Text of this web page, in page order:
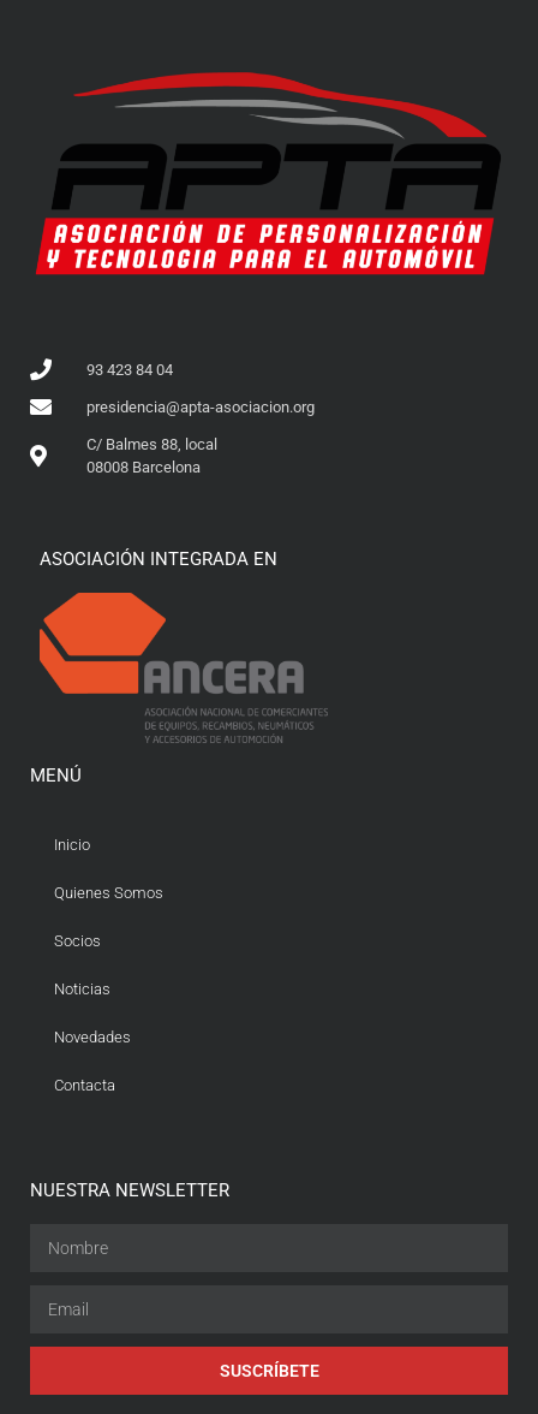
93 423 84 04
presidencia@apta-asociacion.org
C/ Balmes 88, local
08008 Barcelona
ASOCIACIÓN INTEGRADA EN
MENÚ
Inicio
Quienes Somos
Socios
Noticias
Novedades
Contacta
NUESTRA NEWSLETTER
SUSCRÍBETE